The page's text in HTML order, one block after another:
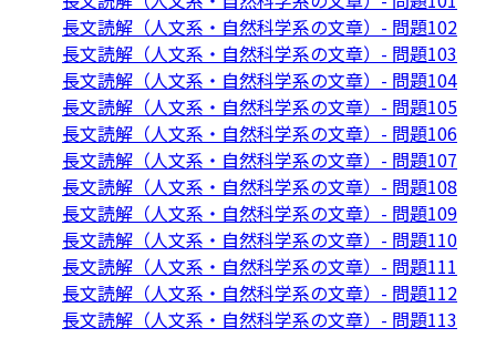
長文読解（人文系・自然科学系の文章）- 問題102
長文読解（人文系・自然科学系の文章）- 問題103
長文読解（人文系・自然科学系の文章）- 問題104
長文読解（人文系・自然科学系の文章）- 問題105
長文読解（人文系・自然科学系の文章）- 問題106
長文読解（人文系・自然科学系の文章）- 問題107
長文読解（人文系・自然科学系の文章）- 問題108
長文読解（人文系・自然科学系の文章）- 問題109
長文読解（人文系・自然科学系の文章）- 問題110
長文読解（人文系・自然科学系の文章）- 問題111
長文読解（人文系・自然科学系の文章）- 問題112
長文読解（人文系・自然科学系の文章）- 問題113